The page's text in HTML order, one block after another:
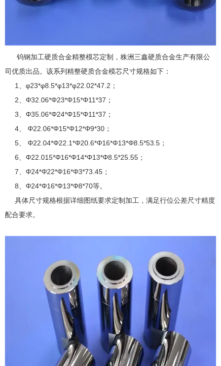
钨钢加工硬质合金精整模芯定制，株洲三鑫硬质合金生产有限公
司优质出品。该系列精整硬质合金模芯尺寸规格如下：
1、φ23*φ8.5*φ13*φ22.02*47.2；
2、Φ32.06*Φ23*Φ15*Φ11*37；
3、Φ35.06*Φ24*Φ15*Φ11*37；
4、 Φ22.06*Φ15*Φ12*Φ9*30；
5、 Φ22.04*Φ22.1*Φ20.6*Φ16*Φ13*Φ8.5*53.5；
6、Φ22.015*Φ16*Φ14*Φ13*Φ8.5*25.55；
7、Φ24*Φ22*Φ16*Φ3*73.45；
8、Φ24*Φ16*Φ13*Φ8*70等。
具体尺寸规格根据详细图纸要求定制加工，满足行位公差尺寸精度
配合要求。